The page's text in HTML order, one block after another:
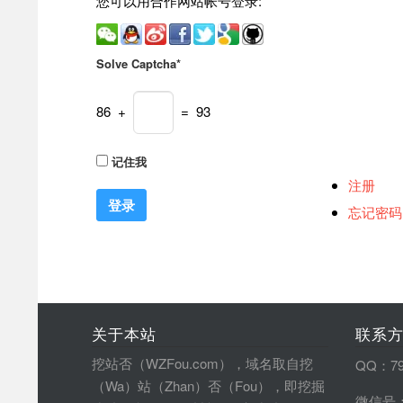
Solve Captcha*
86 + = 93
记住我
注册
忘记密码
关于本站
挖站否（WZFou.com），域名取自挖
（Wa）站（Zhan）否（Fou），即挖掘
联系
QQ：